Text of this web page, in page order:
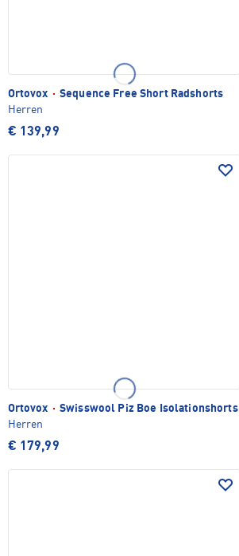
Ortovox · Sequence Free Short Radshorts
Herren
€ 139,99
Ortovox · Swisswool Piz Boe Isolationshorts
Herren
€ 179,99